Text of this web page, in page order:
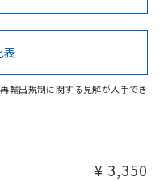
Cd Cr(VI)
があります。
表
輸出規制に関する見解が入手でき
¥ 3,350